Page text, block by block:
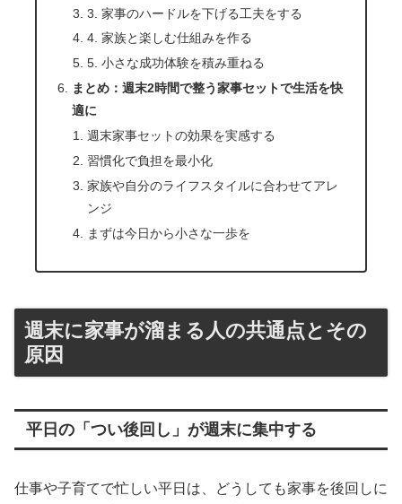
3. 家事のハードルを下げる工夫をする
4. 家族と楽しむ仕組みを作る
5. 小さな成功体験を積み重ねる
まとめ：週末2時間で整う家事セットで生活を快
適に
週末家事セットの効果を実感する
習慣化で負担を最小化
家族や自分のライフスタイルに合わせてアレ
ンジ
まずは今日から小さな一歩を
週末に家事が溜まる人の共通点とその
原因
平日の「つい後回し」が週末に集中する
仕事や子育てで忙しい平日は、どうしても家事を後回しに